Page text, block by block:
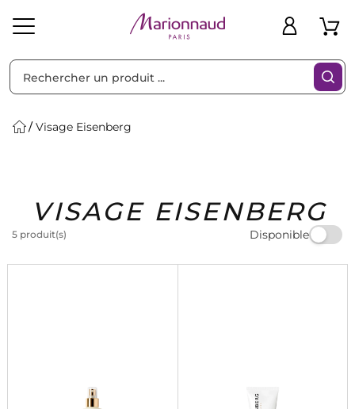
Solaire Homme Marques Idées
Cadeaux
Bons
Plans
Visage Eisenberg
VISAGE EISENBERG
5 produit(s) Disponible
Filtres